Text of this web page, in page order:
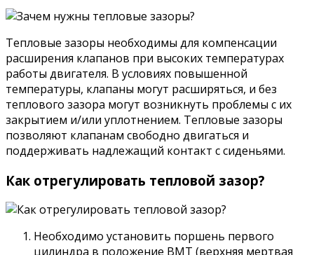
Тепловые зазоры необходимы для компенсации
расширения клапанов при высоких температурах
работы двигателя. В условиях повышенной
температуры, клапаны могут расширяться, и без
теплового зазора могут возникнуть проблемы с их
закрытием и/или уплотнением. Тепловые зазоры
позволяют клапанам свободно двигаться и
поддерживать надлежащий контакт с сиденьями.
Как отрегулировать тепловой зазор?
Необходимо установить поршень первого
цилиндра в положение ВМТ (верхняя мертвая